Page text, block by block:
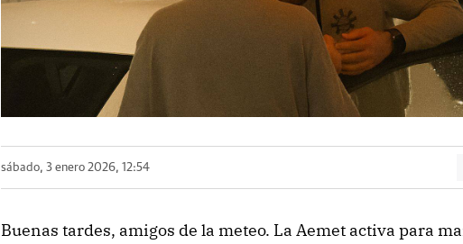
sábado, 3 enero 2026, 12:54
Buenas tardes, amigos de la meteo. La Aemet activa para